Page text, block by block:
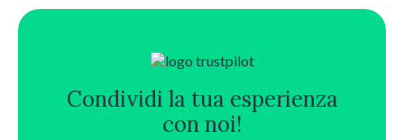
Condividi la tua esperienza
con noi!